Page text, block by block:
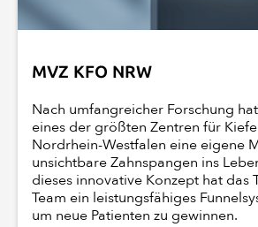
MVZ KFO NRW
Nach umfangreicher Forschung
eines der größten Zentren für
Nordrhein-Westfalen eine eigene
unsichtbare Zahnspangen ins
dieses innovative Konzept hat das
Team ein leistungsfähiges
um neue Patienten zu gewinnen.